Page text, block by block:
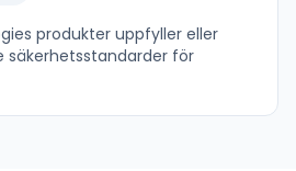
produkter uppfyller eller
för